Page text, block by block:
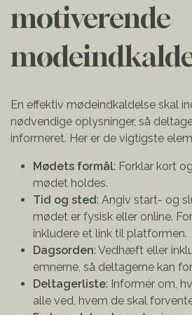
motiverende
En effektiv mødeindkaldelse skal
nødvendige oplysninger, så
informeret. Her er de vigtigste
Mødets formål: Forklar kort
mødet holdes.
Tid og sted: Angiv start- og
mødet er fysisk eller online.
inkludere et link til platformen.
Dagsorden: Vedhæft eller
emnerne, så deltagerne kan
Deltagerliste: Informér om,
alle ved, hvem de skal